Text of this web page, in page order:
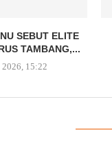
SEBUT ELITE
TAMBANG,...
2026, 15:22